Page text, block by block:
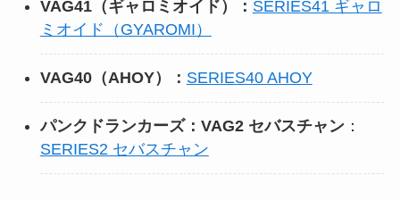
VAG41（ギャロミオイド）： SERIES41 ギャロ
ミオイド（GYAROMI）
VAG40（AHOY）： SERIES40 AHOY
パンクドランカーズ：VAG2 セバスチャン：
SERIES2 セバスチャン